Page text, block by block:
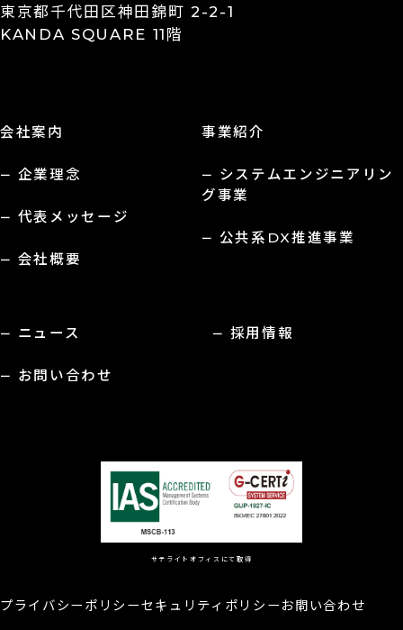
東京都千代田区神田錦町 2-2-1
KANDA SQUARE 11階
会社案内
企業理念
代表メッセージ
会社概要
事業紹介
システムエンジニアリン
グ事業
公共系DX推進事業
ニュース 採用情報
お問い合わせ
サテライトオフィスにて取得
プライバシーポリシーセキュリティポリシー お問い合わせ